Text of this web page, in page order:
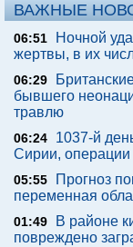
ВАЖНЫЕ
06:51
Ночной
жертвы, в их
06:29
бывшего
травлю
06:24
1037-й
Сирии,
05:55
Прогноз
переменная
01:49
В районе
повреждено